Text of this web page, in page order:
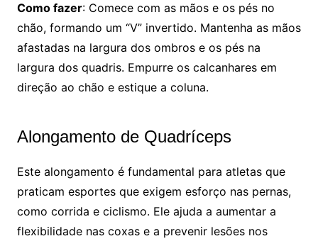
Como fazer: Comece com as mãos e os pés no
chão, formando um “V” invertido. Mantenha as mãos
afastadas na largura dos ombros e os pés na
largura dos quadris. Empurre os calcanhares em
direção ao chão e estique a coluna.
Alongamento de Quadríceps
Este alongamento é fundamental para atletas que
praticam esportes que exigem esforço nas pernas,
como corrida e ciclismo. Ele ajuda a aumentar a
flexibilidade nas coxas e a prevenir lesões nos